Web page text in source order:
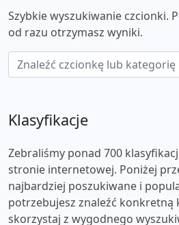
Szybkie wyszukiwanie czcionki.
od razu otrzymasz wyniki.
Klasyfikacje
Zebraliśmy ponad 700
stronie internetowej. Poniżej
najbardziej poszukiwane i
potrzebujesz znaleźć konkretną
skorzystaj z wygodnego